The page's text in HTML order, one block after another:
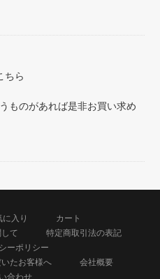
ちら
ものがあれば是非お買い求め
に入り
カート
て
特定商取引法の表記
ーポリシー
たお客様へ
会社概要
合わせ